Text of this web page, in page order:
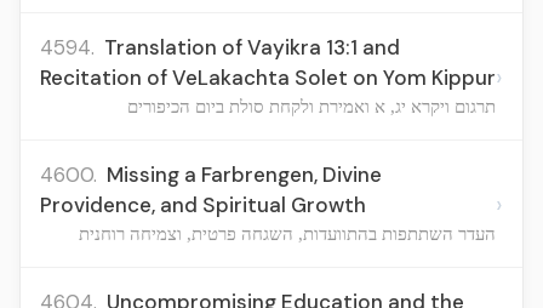
4594. Translation of Vayikra 13:1 and
Recitation of VeLakachta Solet on Yom Kippur
תרגום ויקרא יג, א ואמירת ולקחת סולת ביום הכיפורים
›
4600. Missing a Farbrengen, Divine
Providence, and Spiritual Growth
העדר השתתפות בהתוועדות, השגחה פרטית, וצמיחה רוחנית
›
4604. Uncompromising Education and the